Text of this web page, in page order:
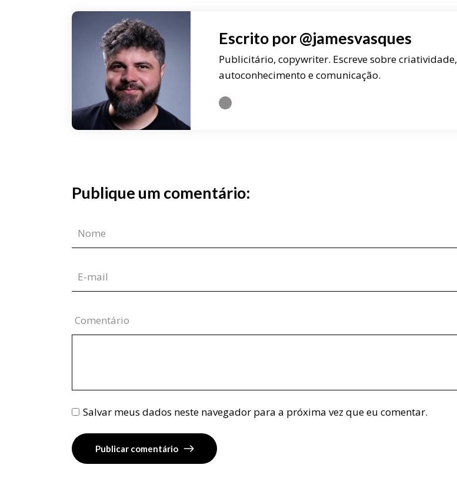
Escrito por@jamesvasques
Publicitário, copywriter. Escreve sobre criatividade,
autoconhecimento e comunicação.
Publique um comentário:
Comentário
Salvar meus dados neste navegador para a próxima vez que eu comentar.
Publicar comentário